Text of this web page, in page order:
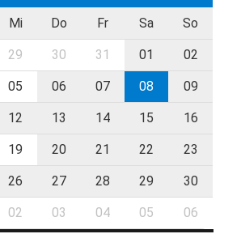
Mi Do Fr Sa So
29 30 31 01 02
05 06 07 08 09
12 13 14 15 16
19 20 21 22 23
26 27 28 29 30
02 03 04 05 06